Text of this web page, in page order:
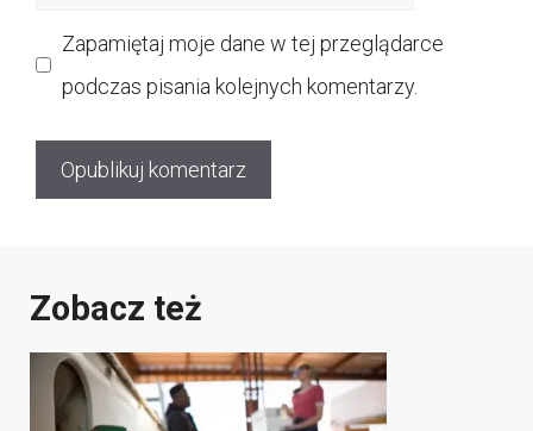
Zapamiętaj moje dane w tej przeglądarce
podczas pisania kolejnych komentarzy.
Zobacz też